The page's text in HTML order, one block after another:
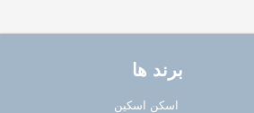
برند ها
اسکن اسکین